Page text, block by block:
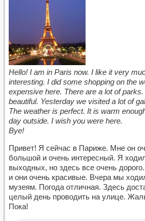
Hello! I am in Paris now. I like it very
interesting. I did some shopping on the
expensive here. There are a lot of
beautiful. Yesterday we visited a lot of
The weather is perfect. It is warm
day outside. I wish you were here.
Bye!
Привет! Я сейчас в Париже. Мне он
большой и очень интересный. Я
выходных, но здесь все очень
и они очень красивые. Вчера мы
музеям. Погода отличная. Здесь
целый день проводить на улице.
Пока!